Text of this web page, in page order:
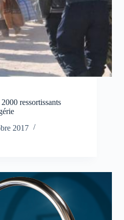
ressortissants
2017